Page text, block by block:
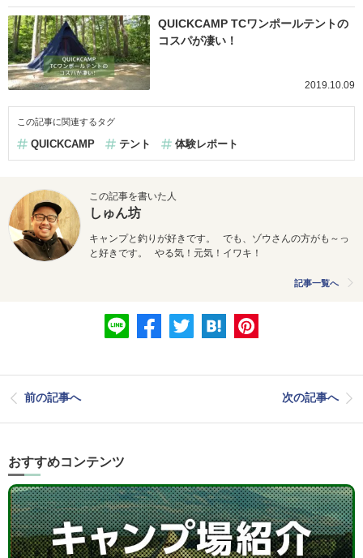
QUICKCAMP TCワンポールテントの
コスパが凄い！
2019.10.09
この記事に関連するタグ
QUICKCAMP テント 体験レポート
この記事を書いた人
しゅん坊
キャンプと釣りが好きです。 でも、ゾウさんの方がも～っ
と好きです。 やる気！元気！イワキ！
記事一覧へ
前の記事へ 次の記事へ
おすすめコンテンツ